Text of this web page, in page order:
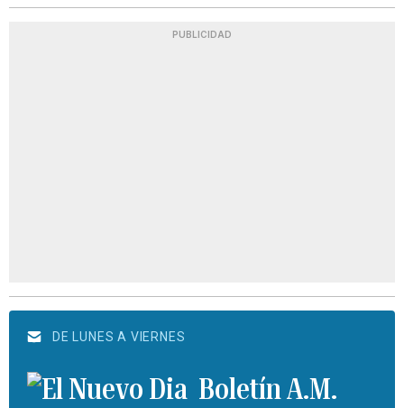
PUBLICIDAD
DE LUNES A VIERNES
Boletín A.M.